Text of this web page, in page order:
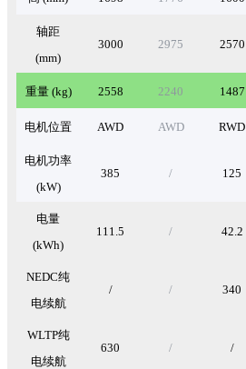
轴距
(mm)
3000 2975 2570
重量(kg) 2558 2240 1487
电机位置 AWD AWD RWD
电机功率
(kW)
385 / 125
电量
(kWh)
111.5 / 42.2
NEDC纯
电续航
/ / 340
WLTP纯
电续航
630 / /